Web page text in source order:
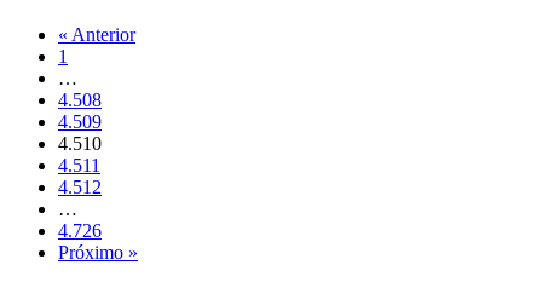
« Anterior
1
…
4.508
4.509
4.510
4.511
4.512
…
4.726
Próximo »